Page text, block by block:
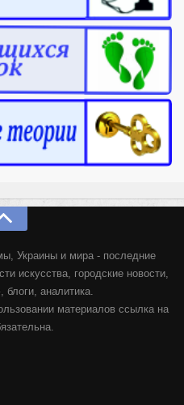
Украины и мира - последние
искусства, городские новости,
аналитика.
материалов ссылка на